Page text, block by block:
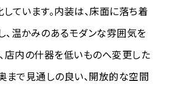
ています。内装は、床面に落ち着
、温かみのあるモダンな雰囲気を
店内の什器を低いものへ変更した
まで見通しの良い、開放的な空間